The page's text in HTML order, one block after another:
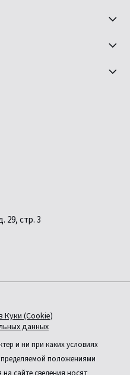
29, стр. 3
Куки (Cookie)
данных
и ни при каких условиях
положениями